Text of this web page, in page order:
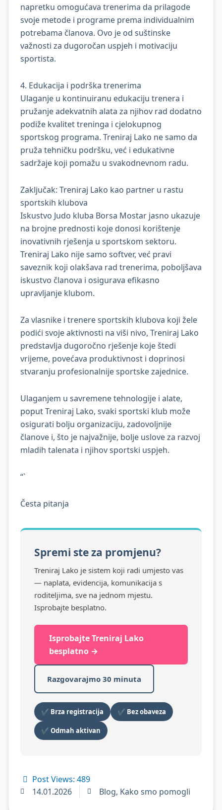
napretku omogućava trenerima da prilagode
svoje metode i programe prema individualnim
potrebama članova. Ovo je od suštinske
važnosti za dugoročan uspjeh i motivaciju
sportista.
4. Edukacija i podrška trenerima
Ulaganje u kontinuiranu edukaciju trenera i
pružanje adekvatnih alata za njihov rad dodatno
podiže kvalitet treninga i cjelokupnog
sportskog programa. Treniraj Lako ne samo da
pruža tehničku podršku, već i edukativne
sadržaje koji pomažu u svakodnevnom radu.
Zaključak: Treniraj Lako kao partner u rastu
sportskih klubova
Iskustvo Judo kluba Borsa Mostar jasno ukazuje
na brojne prednosti koje donosi korištenje
inovativnih rješenja u sportskom sektoru.
Treniraj Lako nije samo softver, već pravi
saveznik koji olakšava rad trenerima, poboljšava
iskustvo članova i osigurava efikasno
upravljanje klubom.
Za vlasnike i trenere sportskih klubova koji žele
podići svoje aktivnosti na viši nivo, Treniraj Lako
predstavlja dugoročno rješenje koje štedi
vrijeme, povećava produktivnost i doprinosi
stvaranju profesionalnije sportske zajednice.
Ulaganjem u savremene tehnologije i alate,
poput Treniraj Lako, svaki sportski klub može
osigurati bolju organizaciju, zadovoljnije
članove i, što je najvažnije, bolje uslove za razvoj
mladih talenata i njihov sportski uspjeh.
“`
Česta pitanja
Spremi ste za promjenu?
Treniraj Lako je sistem koji radi umjesto vas
— naplata, evidencija, komunikacija s
roditeljima, sve na jednom mjestu.
Isprobajte besplatno.
Isprobajte Treniraj Lako
besplatno →
Razgovarajmo 30 minuta
✔ Brza registracija ✔ Bez obaveza
✔ Odmah aktivan
Post Views: 489
14.01.2026
Blog, Kako smo pomogli